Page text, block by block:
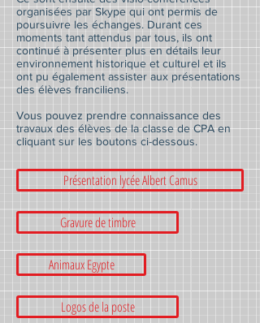
organisées par Skype qui ont permis de
poursuivre les échanges. Durant ces
moments tant attendus par tous, ils ont
continué à présenter plus en détails leur
environnement historique et culturel et ils
ont pu également assister aux présentations
des élèves franciliens.
Vous pouvez prendre connaissance des
travaux des élèves de la classe de CPA en
cliquant sur les boutons ci-dessous.
Présentation lycée Albert Camus
Gravure de timbre
Animaux Egypte
Logos de la poste